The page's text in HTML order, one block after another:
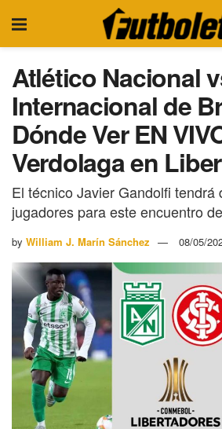
Atlético Nacional
Internacional de
Dónde Ver EN
Verdolaga en
El técnico Javier Gandolfi tendrá
jugadores para este encuentro
by William J. Marín Sánchez 08/05/